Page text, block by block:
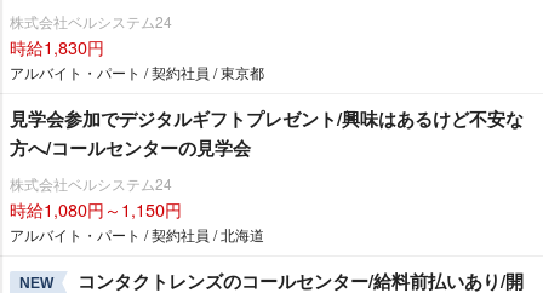
株式会社ベルシステム24
時給1,830円
アルバイト・パート / 契約社員 / 東京都
見学会参加でデジタルギフトプレゼント/興味はあるけど不安な
方へ/コールセンターの見学会
株式会社ベルシステム24
時給1,080円～1,150円
アルバイト・パート / 契約社員 / 北海道
NEW
コンタクトレンズのコールセンター/給料前払いあり/開